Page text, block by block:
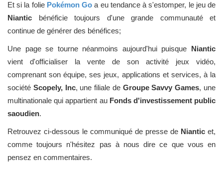
Et si la folie Pokémon Go a eu tendance à s'estomper, le jeu de
Niantic bénéficie toujours d'une grande communauté et
continue de générer des bénéfices;
Une page se tourne néanmoins aujourd'hui puisque Niantic
vient d'officialiser la vente de son activité jeux vidéo,
comprenant son équipe, ses jeux, applications et services, à la
société Scopely, Inc, une filiale deGroupe Savvy Games, une
multinationale qui appartient au Fonds d'investissement public
saoudie​n.
Retrouvez ci-dessous le communiqué de presse de Niantic et,
comme toujours n'hésitez pas à nous dire ce que vous en
pensez en commentaires.